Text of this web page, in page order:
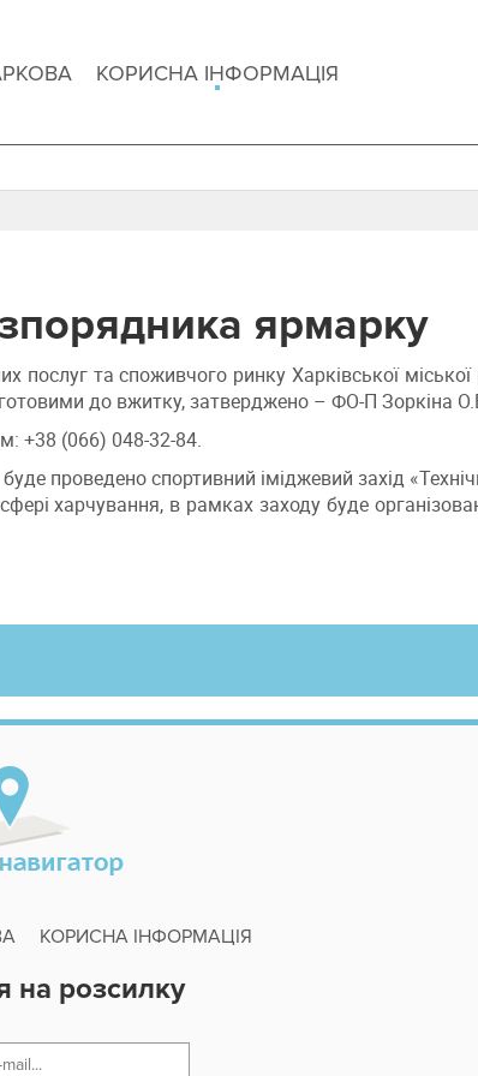
КОРИСНА ІНФОРМАЦІЯ
ярмарку
послуг та споживчого ринку Харківської
до вжитку, затверджено – ФО-П Зоркіна
+38 (066) 048-32-84.
проведено спортивний іміджевий захід
харчування, в рамках заходу буде
КОРИСНА ІНФОРМАЦІЯ
на розсилку